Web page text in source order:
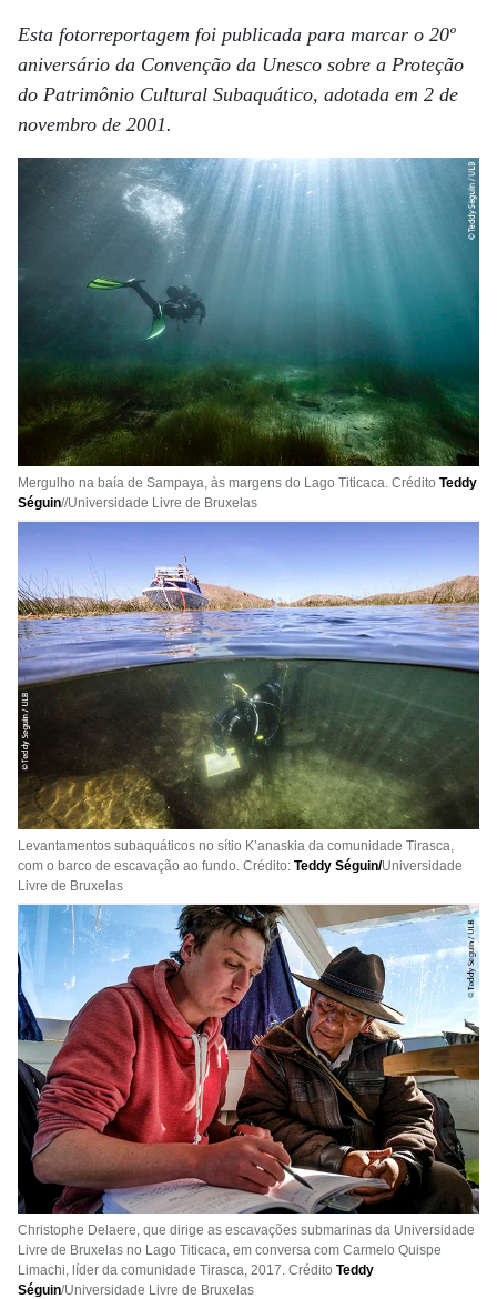
Esta fotorreportagem foi publicada para marcar o 20º
aniversário da Convenção da Unesco sobre a Proteção
do Patrimônio Cultural Subaquático, adotada em 2 de
novembro de 2001.
Mergulho na baía de Sampaya, às margens do Lago Titicaca. Crédito Teddy
Séguin//Universidade Livre de Bruxelas
Levantamentos subaquáticos no sítio K’anaskia da comunidade Tirasca,
com o barco de escavação ao fundo. Crédito: Teddy Séguin/Universidade
Livre de Bruxelas
Christophe Delaere, que dirige as escavações submarinas da Universidade
Livre de Bruxelas no Lago Titicaca, em conversa com Carmelo Quispe
Limachi, líder da comunidade Tirasca, 2017. Crédito Teddy
Séguin/Universidade Livre de Bruxelas